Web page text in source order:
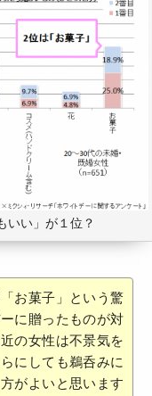
いい」が１位？
お菓子」という驚
に贈ったものが対
の女性は不景気を
にしても鵜呑みに
がよいと思います